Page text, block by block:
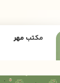
مکتب مهر
تومان